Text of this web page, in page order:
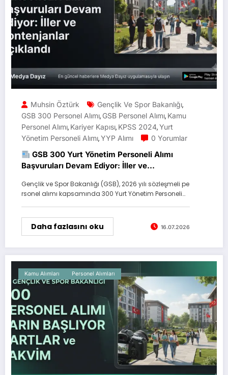
Muhsin Öztürk Gençlik Ve Spor Bakanlığı,
GSB 300 Personel Alımı, GSB Personel Alımı, Kamu
Personel Alımı, Kariyer Kapısı, KPSS 2024,Yurt
Yönetim Personeli Alımı,YYP Alımı 0 Yorumlar
GSB 300 Yurt Yönetim Personeli Alımı
Başvuruları Devam Ediyor: İller ve
Gençlik ve Spor Bakanlığı (GSB), 2026 yılı sözleşmeli pe
rsonel alımı kapsamında 300 Yurt Yönetim Personeli…
Daha fazlasını oku 16.07.2026
Kamu Alımları Personel Alımları